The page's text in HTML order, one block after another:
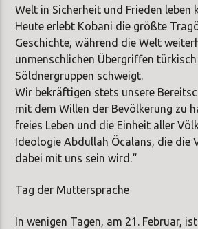
Welt in Sicherheit und Frieden leben
Heute erlebt Kobani die größte
Geschichte, während die Welt
unmenschlichen Übergriffen
Söldnergruppen schweigt.
Wir bekräftigen stets unsere
mit dem Willen der Bevölkerung zu
freies Leben und die Einheit aller
Ideologie Abdullah Öcalans, die die
dabei mit uns sein wird.“
Tag der Muttersprache
In wenigen Tagen, am 21. Februar,